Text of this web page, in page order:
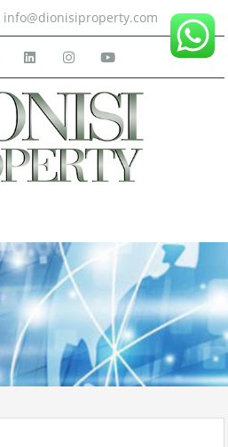
info@dionisiproperty.com